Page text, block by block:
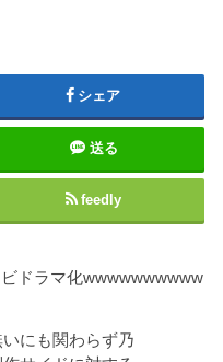
シェア
送る
feedly
ドラマ化wwwwwwwwww
にも関わらず乃